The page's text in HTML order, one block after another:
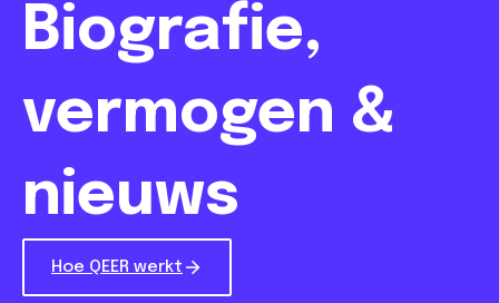
Biografie,
vermogen &
nieuws
Hoe QEER werkt